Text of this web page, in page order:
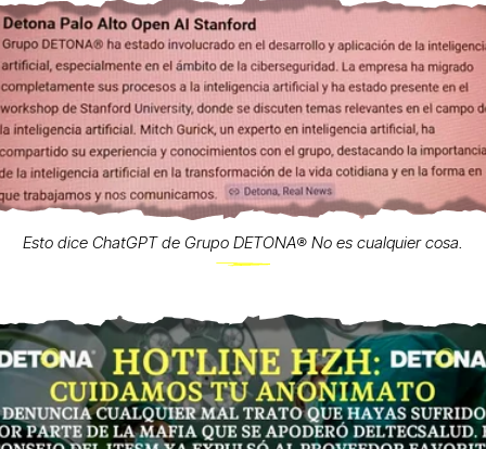
Esto dice ChatGPT de Grupo DETONA®️ No es cualquier cosa.